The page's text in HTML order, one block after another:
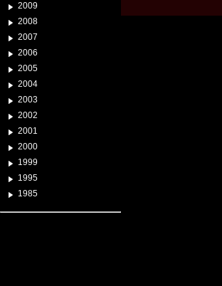
2009
2008
2007
2006
2005
2004
2003
2002
2001
2000
1999
1995
1985